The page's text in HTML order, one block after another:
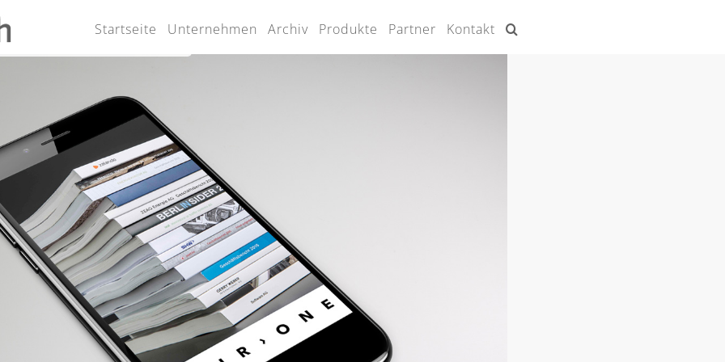
Startseite Unternehmen Archiv Produkte Partner Kontakt
zu.